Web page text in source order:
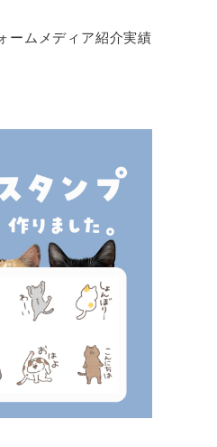
ーム メディア紹介実績